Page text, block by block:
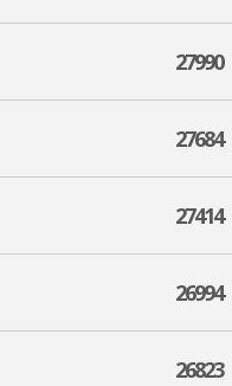
27990
27684
27414
26994
26823